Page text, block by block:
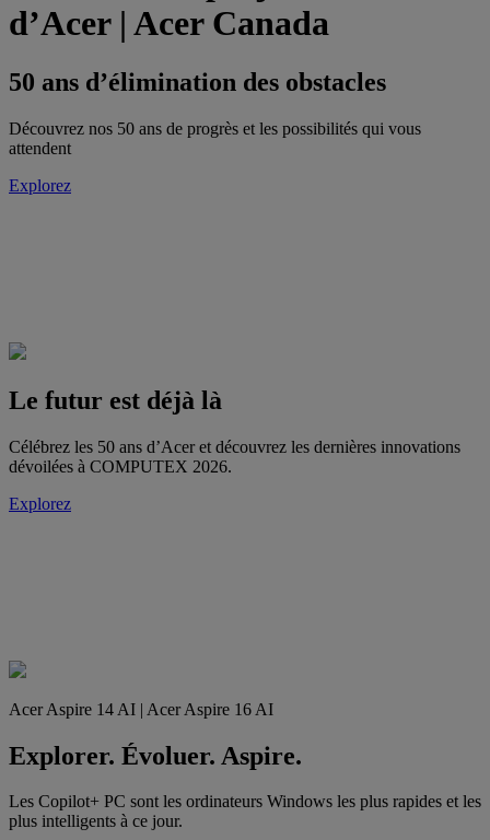
d’Acer | Acer Canada
50 ans d’élimination des obstacles
Découvrez nos 50 ans de progrès et les possibilités qui vous
attendent
Explorez
Le futur est déjà là
Célébrez les 50 ans d’Acer et découvrez les dernières innovations
dévoilées à COMPUTEX 2026.
Explorez
Acer Aspire 14 AI | Acer Aspire 16 AI
Explorer. Évoluer. Aspire.
Les Copilot+ PC sont les ordinateurs Windows les plus rapides et les
plus intelligents à ce jour.